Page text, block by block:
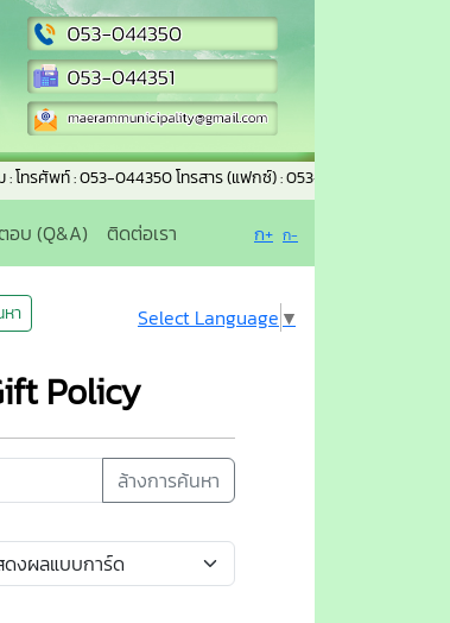
044350 โทรสาร (แฟกซ์) : 053-044351 อีเมล์ :
อบ (Q&A) ติดต่อเรา ก+ ก-
า Select Language ▼
Policy
ล้างการค้นหา